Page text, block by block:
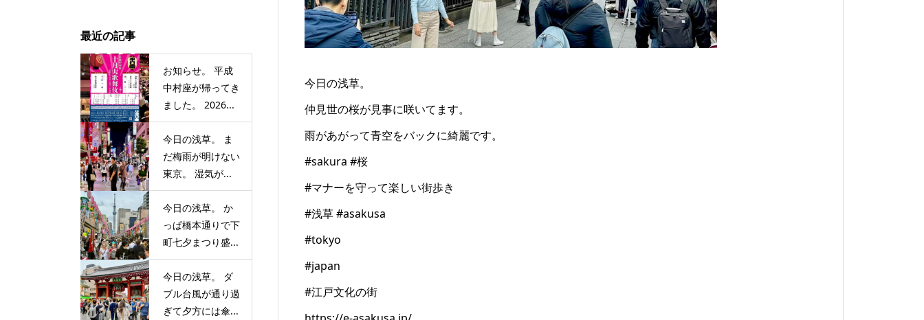
今日の浅草。
仲見世の桜が見事に咲いてます。
雨があがって青空をバックに綺麗です。
#sakura #桜
#マナーを守って楽しい街歩き
#浅草 #asakusa
#tokyo
#japan
#江戸文化の街
最近の記事
お知らせ。 平成
中村座が帰ってき
ました。 2026...
今日の浅草。 ま
だ梅雨が明けない
東京。 湿気が...
今日の浅草。 か
っぱ橋本通りで下
町七夕まつり盛...
今日の浅草。 ダ
ブル台風が通り過
ぎて夕方には傘...